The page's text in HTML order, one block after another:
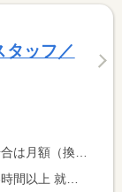
タッフ／
間額を表示しています。